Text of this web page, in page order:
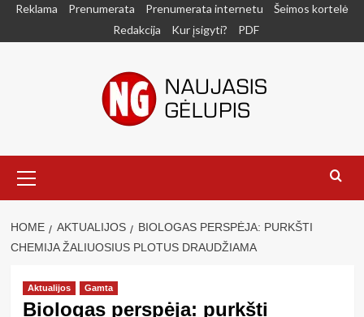
SkipReklama Prenumerata Prenumerata internetu
Šeimos kortelė
Redakcija
Kur įsigyti? PDF
Menu
HOME AKTUALIJOS
BIOLOGAS PERSPĖJA: PURKŠTI
CHEMIJA ŽALIUOSIUS PLOTUS DRAUDŽIAMA
Aktualijos Gamta
Biologas perspėja: purkšti